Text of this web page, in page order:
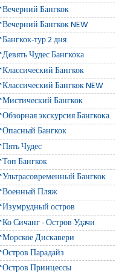
Бангкок
Бангкок NEW
тур 2 дня
Чудес Бангкока
Бангкок
Бангкок NEW
Бангкок
экскурсия Бангкока
Бангкок
Чудес
Бангкок
Бангкок
Пляж
остров
Сичанг - Остров Удачи
Дискавери
Парадайз
Принцессы